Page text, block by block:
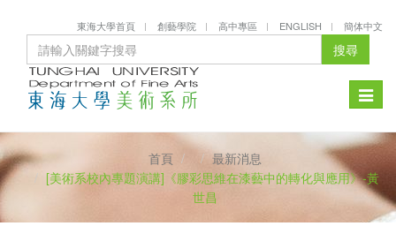
東海大學首頁 創藝學院 高中專區 ENGLISH 簡体中文
搜尋
Toggle
首頁
最新消息
[美術系校內專題演講]《膠彩思維在漆藝中的轉化與應用》-黃
世昌